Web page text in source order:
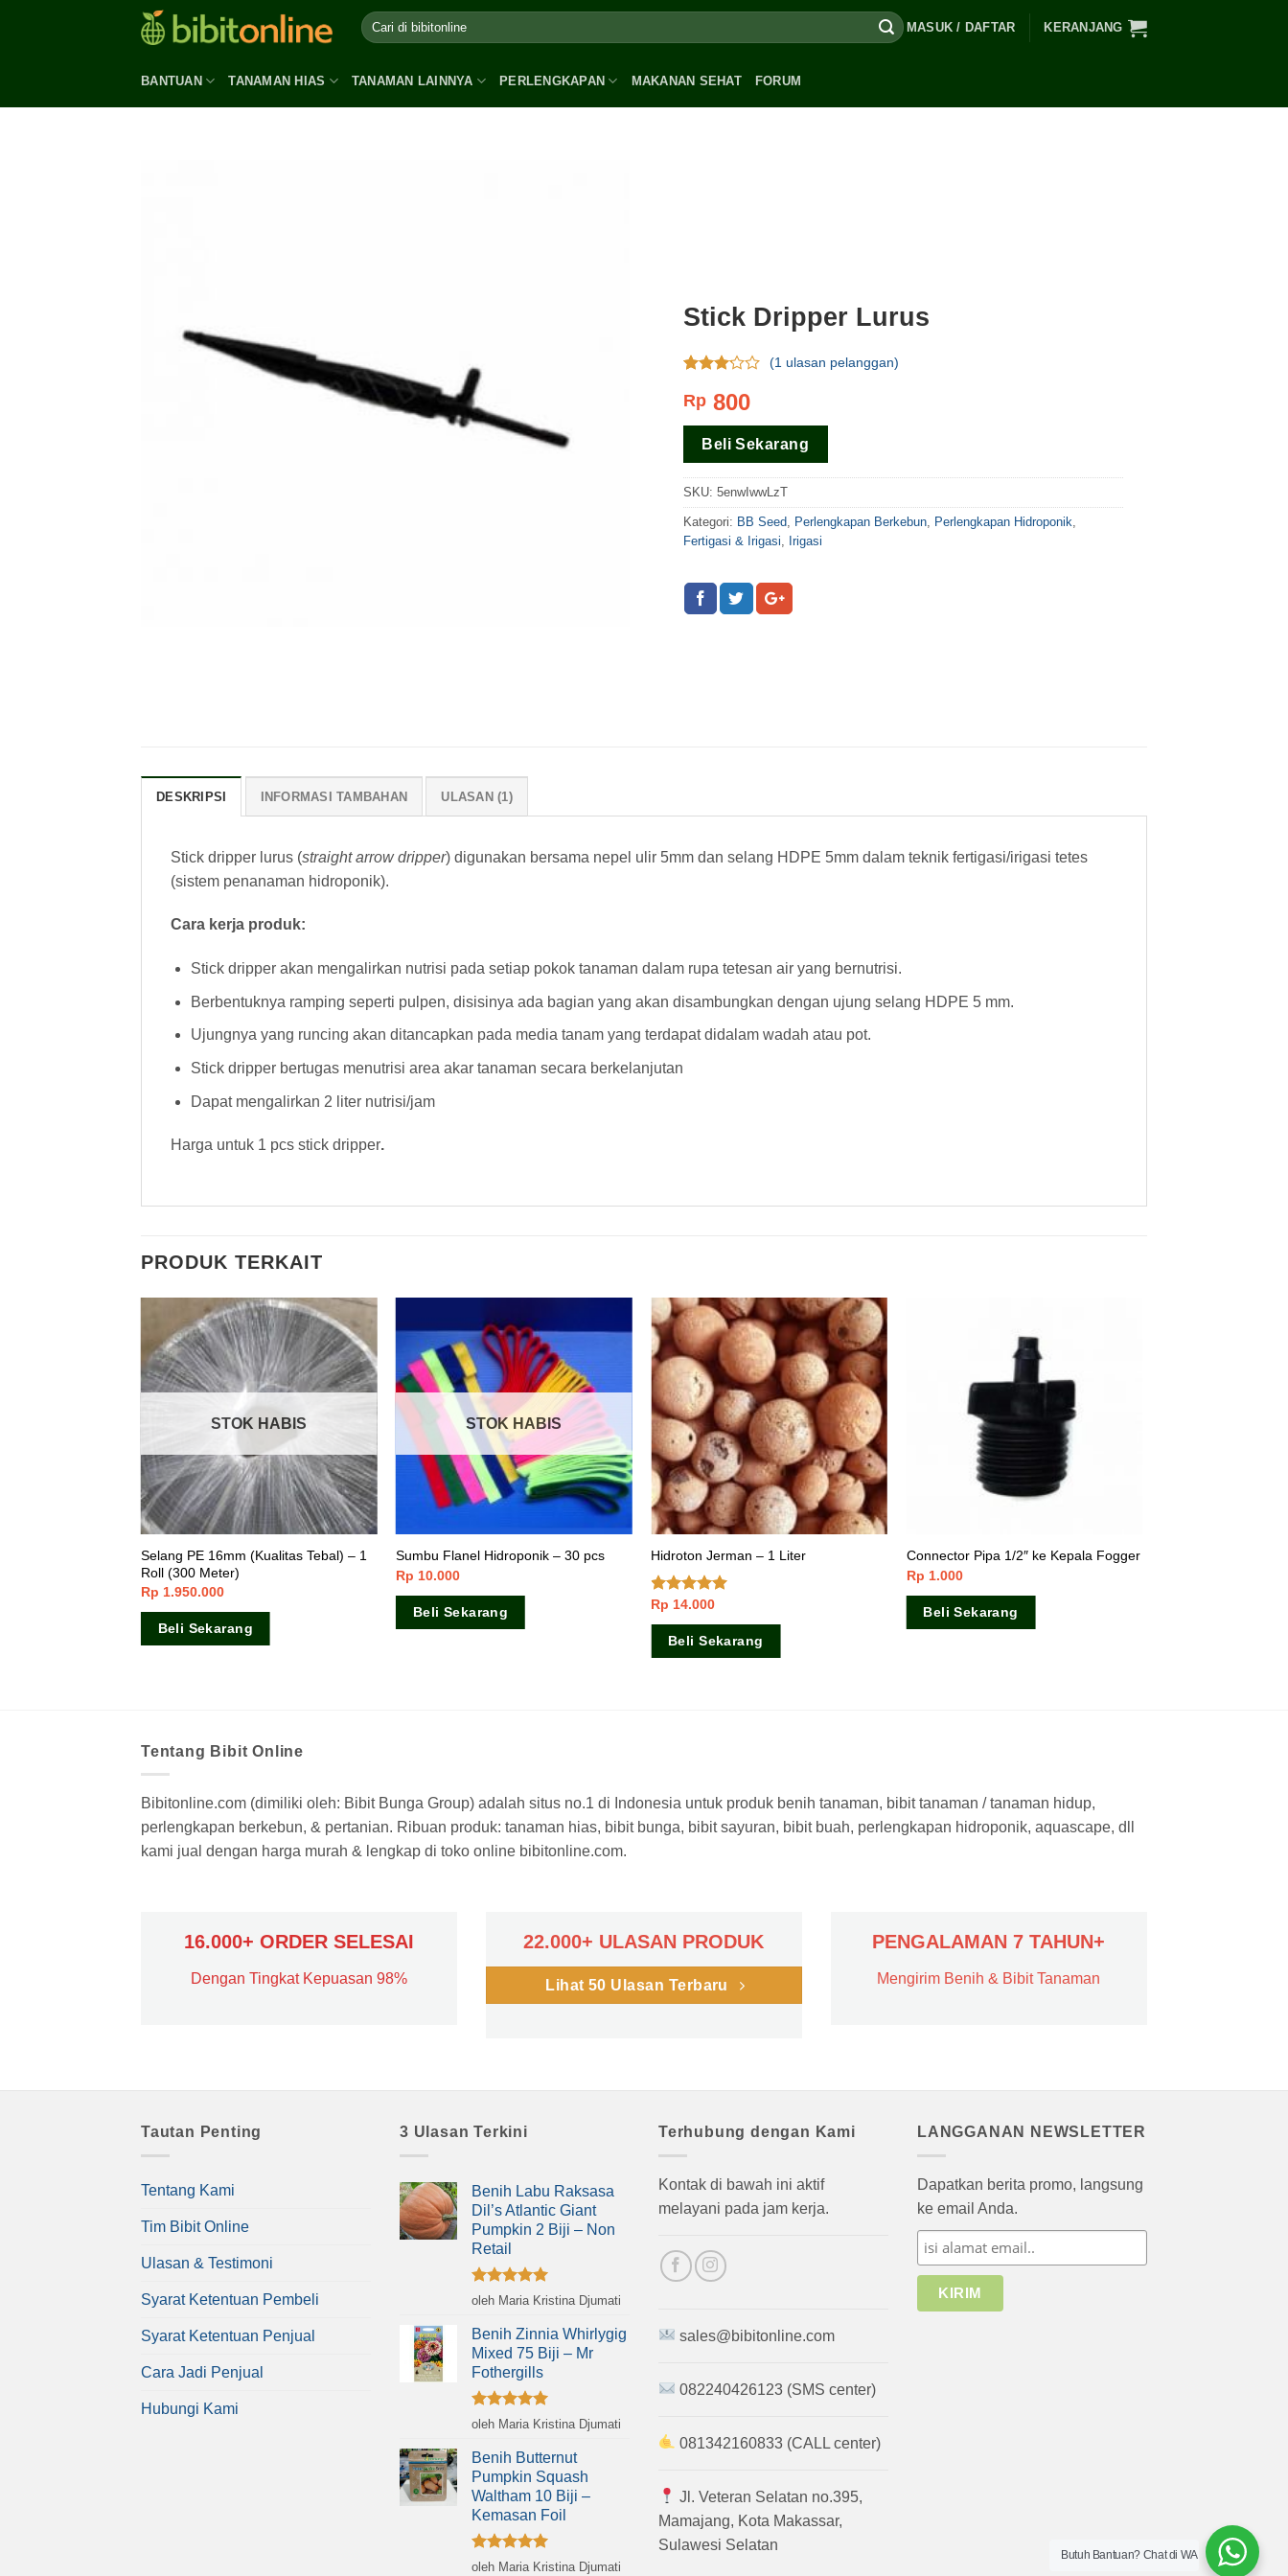
MASUK / DAFTAR KERANJANG
BANTUAN TANAMAN HIAS TANAMAN LAINNYA PERLENGKAPAN MAKANAN SEHAT FORUM
Stick Dripper Lurus
3.00
pada
rating
pelanggan
(1 ulasan pelanggan)
Rp800
Beli Sekarang
SKU: 5enwIwwLzT
Kategori: BB Seed, Perlengkapan Berkebun, Perlengkapan Hidroponik,
Fertigasi & Irigasi, Irigasi
DESKRIPSI INFORMASI TAMBAHAN ULASAN (1)
Stick dripper lurus (straight arrow dripper) digunakan bersama nepel ulir 5mm dan selang HDPE 5mm dalam teknik fertigasi/irigasi tetes
(sistem penanaman hidroponik).
Cara kerja produk:
Stick dripper akan mengalirkan nutrisi pada setiap pokok tanaman dalam rupa tetesan air yang bernutrisi.
Berbentuknya ramping seperti pulpen, disisinya ada bagian yang akan disambungkan dengan ujung selang HDPE 5 mm.
Ujungnya yang runcing akan ditancapkan pada media tanam yang terdapat didalam wadah atau pot.
Stick dripper bertugas menutrisi area akar tanaman secara berkelanjutan
Dapat mengalirkan 2 liter nutrisi/jam
Harga untuk 1 pcs stick dripper.
PRODUK TERKAIT
STOK HABIS
Selang PE 16mm (Kualitas Tebal) – 1
Roll (300 Meter)
Rp 1.950.000
Beli Sekarang
STOK HABIS
Sumbu Flanel Hidroponik – 30 pcs
Rp 10.000
Beli Sekarang
Hidroton Jerman – 1 Liter
Dinilai4.60
dari 5
Rp 14.000
Beli Sekarang
Connector Pipa 1/2″ ke Kepala Fogger
Rp 1.000
Beli Sekarang
Tentang Bibit Online
Bibitonline.com (dimiliki oleh: Bibit Bunga Group) adalah situs no.1 di Indonesia untuk produk benih tanaman, bibit tanaman / tanaman hidup,
perlengkapan berkebun, & pertanian. Ribuan produk: tanaman hias, bibit bunga, bibit sayuran, bibit buah, perlengkapan hidroponik, aquascape, dll
kami jual dengan harga murah & lengkap di toko online bibitonline.com.
16.000+ ORDER SELESAI
Dengan Tingkat Kepuasan 98%
22.000+ ULASAN PRODUK
Lihat 50 Ulasan Terbaru
PENGALAMAN 7 TAHUN+
Mengirim Benih & Bibit Tanaman
Tautan Penting
Tentang Kami
Tim Bibit Online
Ulasan & Testimoni
Syarat Ketentuan Pembeli
Syarat Ketentuan Penjual
Cara Jadi Penjual
Hubungi Kami
3 Ulasan Terkini
Benih Labu Raksasa
Dil’s Atlantic Giant
Pumpkin 2 Biji – Non
Retail
Dinilai5
oleh Maria Kristina Djumati
Benih Zinnia Whirlygig
Mixed 75 Biji – Mr
Fothergills
Dinilai5
oleh Maria Kristina Djumati
Benih Butternut
Pumpkin Squash
Waltham 10 Biji –
Kemasan Foil
Dinilai5
oleh Maria Kristina Djumati
Terhubung dengan Kami
Kontak di bawah ini aktif
melayani pada jam kerja.
sales@bibitonline.com
082240426123 (SMS center)
081342160833 (CALL center)
Jl. Veteran Selatan no.395,
Mamajang, Kota Makassar,
Sulawesi Selatan
LANGGANAN NEWSLETTER
Dapatkan berita promo, langsung
ke email Anda.
Butuh Bantuan? Chat di WA